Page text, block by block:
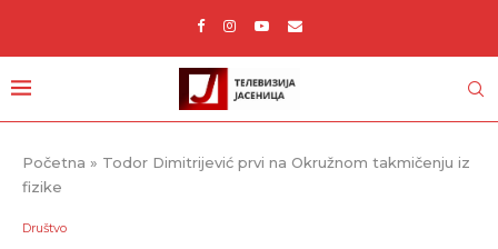
Početna » Todor Dimitrijević prvi na Okružnom takmičenju iz
fizike
Društvo